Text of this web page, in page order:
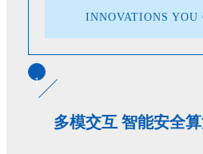
INNOVATIONS YOU
1
多模交互 智能安全